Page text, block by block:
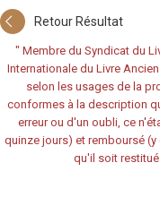
Retour Résultat
" Membre du Syndicat du
Internationale du Livre
selon les usages de la
conformes à la description
erreur ou d'un oubli, ce
quinze jours) et remboursé
qu'il soit